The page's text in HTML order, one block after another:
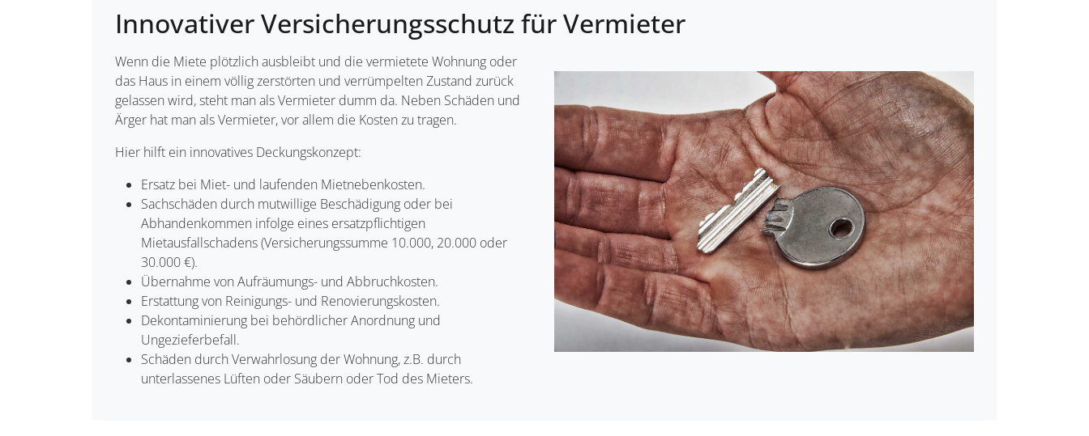
Innovativer Versicherungsschutz für Vermieter
Wenn die Miete plötzlich ausbleibt und die vermietete Wohnung oder
das Haus in einem völlig zerstörten und verrümpelten Zustand zurück
gelassen wird, steht man als Vermieter dumm da. Neben Schäden und
Ärger hat man als Vermieter, vor allem die Kosten zu tragen.
Hier hilft ein innovatives Deckungskonzept:
Ersatz bei Miet- und laufenden Mietnebenkosten.
Sachschäden durch mutwillige Beschädigung oder bei
Abhandenkommen infolge eines ersatzpflichtigen
Mietausfallschadens (Versicherungssumme 10.000, 20.000 oder
30.000 €).
Übernahme von Aufräumungs- und Abbruchkosten.
Erstattung von Reinigungs- und Renovierungskosten.
Dekontaminierung bei behördlicher Anordnung und
Ungezieferbefall.
Schäden durch Verwahrlosung der Wohnung, z.B. durch
unterlassenes Lüften oder Säubern oder Tod des Mieters.